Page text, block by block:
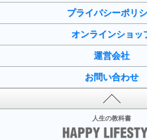
プライバシーポリ
オンラインショッ
運営会社
お問い合わせ
人生の教科書